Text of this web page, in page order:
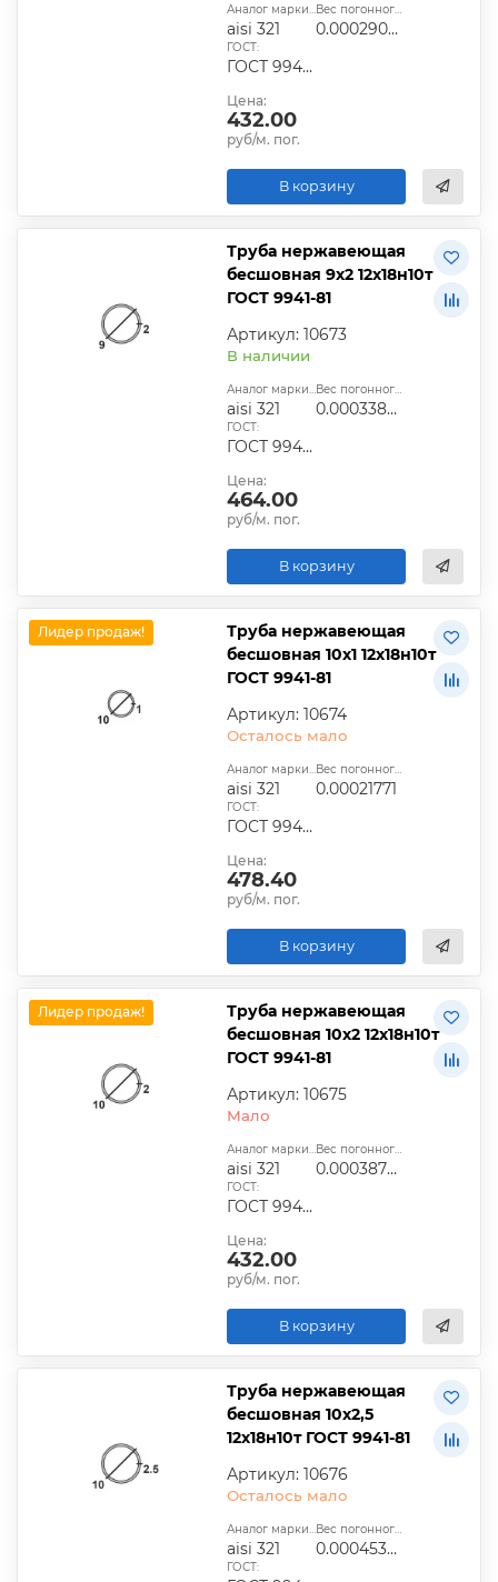
Аналог марки стали:
aisi 321
Вес погонного метра, т.:
0.00029028
ГОСТ:
ГОСТ 9940-81, ГОСТ 9941-81, ГОСТ 24030-80, ГОСТ 10498-82
Цена:
432.00
руб/м. пог.
В корзину
Труба нержавеющая
бесшовная 9х2 12х18н10т
ГОСТ 9941-81
Артикул: 10673
В наличии
Аналог марки стали:
aisi 321
Вес погонного метра, т.:
0.00033866
ГОСТ:
ГОСТ 9940-81, ГОСТ 9941-81, ГОСТ 24030-80, ГОСТ 10498-82
Цена:
464.00
руб/м. пог.
В корзину
Лидер продаж!
Труба нержавеющая
бесшовная 10х1 12х18н10т
ГОСТ 9941-81
Артикул: 10674
Осталось мало
Аналог марки стали:
aisi 321
Вес погонного метра, т.:
0.00021771
ГОСТ:
ГОСТ 9940-81, ГОСТ 9941-81, ГОСТ 24030-80, ГОСТ 10498-82
Цена:
478.40
руб/м. пог.
В корзину
Лидер продаж!
Труба нержавеющая
бесшовная 10х2 12х18н10т
ГОСТ 9941-81
Артикул: 10675
Мало
Аналог марки стали:
aisi 321
Вес погонного метра, т.:
0.00038704
ГОСТ:
ГОСТ 9940-81, ГОСТ 9941-81, ГОСТ 24030-80, ГОСТ 10498-82
Цена:
432.00
руб/м. пог.
В корзину
Труба нержавеющая
бесшовная 10х2,5
12х18н10т ГОСТ 9941-81
Артикул: 10676
Осталось мало
Аналог марки стали:
aisi 321
Вес погонного метра, т.:
0.0004535625
ГОСТ: